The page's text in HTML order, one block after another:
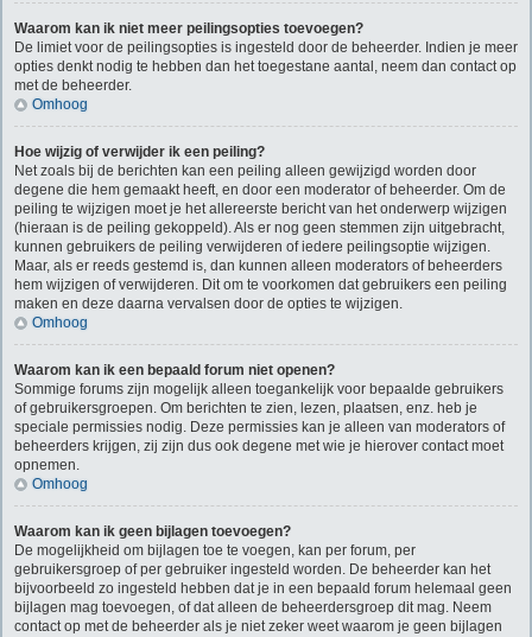
Waarom kan ik niet meer peilingsopties toevoegen?
De limiet voor de peilingsopties is ingesteld door de beheerder. Indien je meer
opties denkt nodig te hebben dan het toegestane aantal, neem dan contact op
met de beheerder.
Omhoog
Hoe wijzig of verwijder ik een peiling?
Net zoals bij de berichten kan een peiling alleen gewijzigd worden door
degene die hem gemaakt heeft, en door een moderator of beheerder. Om de
peiling te wijzigen moet je het allereerste bericht van het onderwerp wijzigen
(hieraan is de peiling gekoppeld). Als er nog geen stemmen zijn uitgebracht,
kunnen gebruikers de peiling verwijderen of iedere peilingsoptie wijzigen.
Maar, als er reeds gestemd is, dan kunnen alleen moderators of beheerders
hem wijzigen of verwijderen. Dit om te voorkomen dat gebruikers een peiling
maken en deze daarna vervalsen door de opties te wijzigen.
Omhoog
Waarom kan ik een bepaald forum niet openen?
Sommige forums zijn mogelijk alleen toegankelijk voor bepaalde gebruikers
of gebruikersgroepen. Om berichten te zien, lezen, plaatsen, enz. heb je
speciale permissies nodig. Deze permissies kan je alleen van moderators of
beheerders krijgen, zij zijn dus ook degene met wie je hierover contact moet
opnemen.
Omhoog
Waarom kan ik geen bijlagen toevoegen?
De mogelijkheid om bijlagen toe te voegen, kan per forum, per
gebruikersgroep of per gebruiker ingesteld worden. De beheerder kan het
bijvoorbeeld zo ingesteld hebben dat je in een bepaald forum helemaal geen
bijlagen mag toevoegen, of dat alleen de beheerdersgroep dit mag. Neem
contact op met de beheerder als je niet zeker weet waarom je geen bijlagen